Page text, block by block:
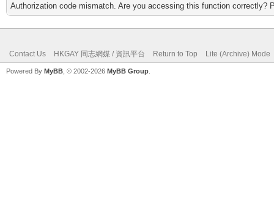
Authorization code mismatch. Are you accessing this function correctly?
Contact Us HKGAY 同志網媒 / 資訊平台 Return to Top Lite (Archive) Mode
Powered By MyBB , © 2002-2026 MyBB Group